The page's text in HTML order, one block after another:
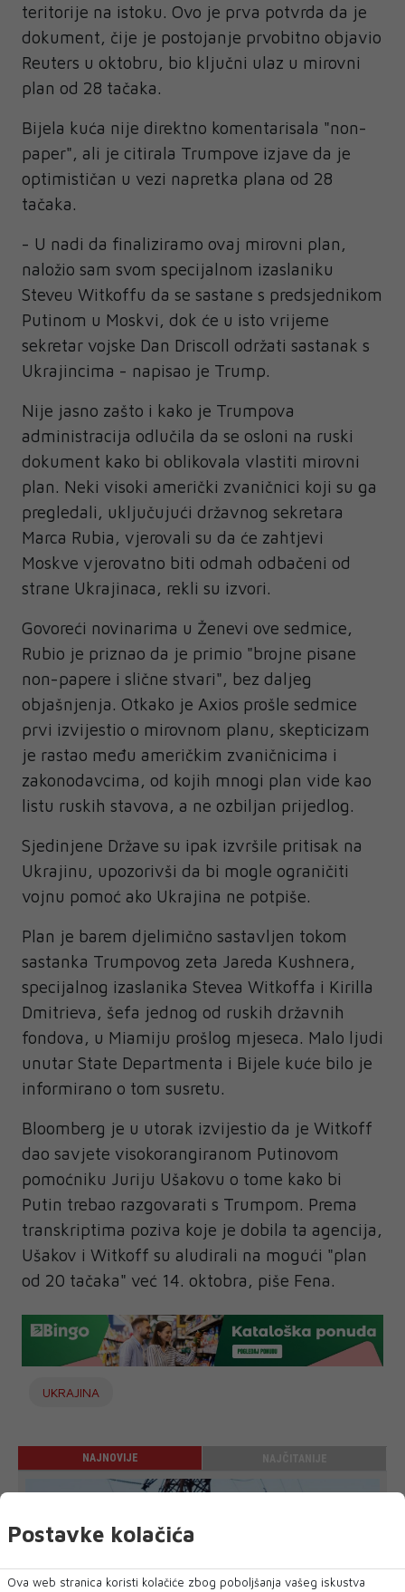
teritorije na istoku. Ovo je prva potvrda da je
dokument, čije je postojanje prvobitno objavio
Reuters u oktobru, bio ključni ulaz u mirovni
plan od 28 tačaka.
Bijela kuća nije direktno komentarisala "non-
paper", ali je citirala Trumpove izjave da je
optimističan u vezi napretka plana od 28
tačaka.
- U nadi da finaliziramo ovaj mirovni plan,
naložio sam svom specijalnom izaslaniku
Steveu Witkoffu da se sastane s predsjednikom
Putinom u Moskvi, dok će u isto vrijeme
sekretar vojske Dan Driscoll održati sastanak s
Ukrajincima - napisao je Trump.
Nije jasno zašto i kako je Trumpova
administracija odlučila da se osloni na ruski
dokument kako bi oblikovala vlastiti mirovni
plan. Neki visoki američki zvaničnici koji su ga
pregledali, uključujući državnog sekretara
Marca Rubia, vjerovali su da će zahtjevi
Moskve vjerovatno biti odmah odbačeni od
strane Ukrajinaca, rekli su izvori.
Govoreći novinarima u Ženevi ove sedmice,
Rubio je priznao da je primio "brojne pisane
non-papere i slične stvari", bez daljeg
objašnjenja. Otkako je Axios prošle sedmice
prvi izvijestio o mirovnom planu, skepticizam
je rastao među američkim zvaničnicima i
zakonodavcima, od kojih mnogi plan vide kao
listu ruskih stavova, a ne ozbiljan prijedlog.
Sjedinjene Države su ipak izvršile pritisak na
Ukrajinu, upozorivši da bi mogle ograničiti
vojnu pomoć ako Ukrajina ne potpiše.
Plan je barem djelimično sastavljen tokom
sastanka Trumpovog zeta Jareda Kushnera,
specijalnog izaslanika Stevea Witkoffa i Kirilla
Dmitrieva, šefa jednog od ruskih državnih
fondova, u Miamiju prošlog mjeseca. Malo ljudi
unutar State Departmenta i Bijele kuće bilo je
informirano o tom susretu.
Bloomberg je u utorak izvijestio da je Witkoff
dao savjete visokorangiranom Putinovom
pomoćniku Juriju Ušakovu o tome kako bi
Putin trebao razgovarati s Trumpom. Prema
transkriptima poziva koje je dobila ta agencija,
Ušakov i Witkoff su aludirali na mogući "plan
od 20 tačaka" već 14. oktobra, piše Fena.
UKRAJINA
NAJNOVIJE
Postavke kolačića
Ova web stranica koristi kolačiće zbog poboljšanja vašeg iskustva